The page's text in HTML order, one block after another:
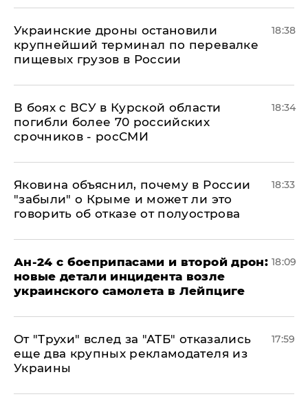
Украинские дроны остановили
крупнейший терминал по перевалке
пищевых грузов в России
18:38
В боях с ВСУ в Курской области
погибли более 70 российских
срочников - росСМИ
18:34
Яковина объяснил, почему в России
"забыли" о Крыме и может ли это
говорить об отказе от полуострова
18:33
Ан-24 с боеприпасами и второй дрон:
новые детали инцидента возле
украинского самолета в Лейпциге
18:09
От "Трухи" вслед за "АТБ" отказались
еще два крупных рекламодателя из
Украины
17:59